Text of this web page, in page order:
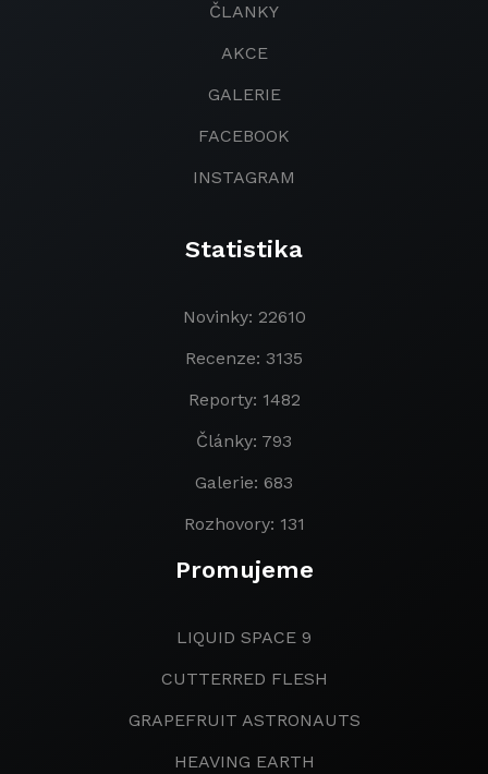
ČLANKY
AKCE
GALERIE
FACEBOOK
INSTAGRAM
Statistika
Novinky: 22610
Recenze: 3135
Reporty: 1482
Články: 793
Galerie: 683
Rozhovory: 131
Promujeme
LIQUID SPACE 9
CUTTERRED FLESH
GRAPEFRUIT ASTRONAUTS
HEAVING EARTH